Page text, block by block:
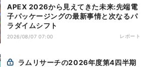
APEX 2026から見えてきた未来:先端電
子パッケージングの最新事情と次なるパ
ラダイムシフト
2026/08/07 07:00 レポート